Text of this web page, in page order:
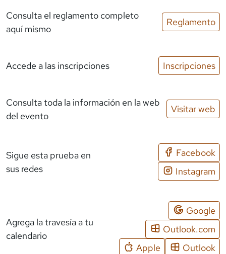
Consulta el reglamento completo
aquí mismo
Reglamento
Accede a las inscripciones Inscripciones
Consulta toda la información en la web
del evento
Visitar web
Sigue esta prueba en
sus redes
Facebook
Instagram
Agrega la travesía a tu
calendario
Google
Outlook.com
Apple
Outlook